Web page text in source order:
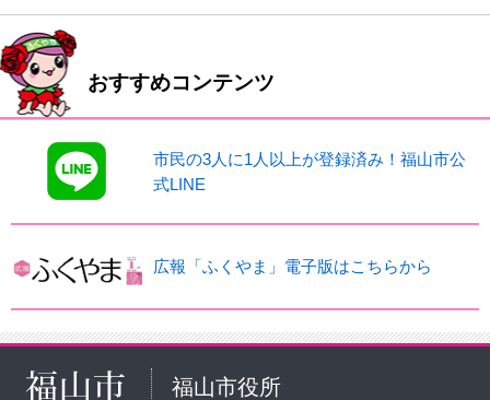
おすすめコンテンツ
市民の3人に1人以上が登録済み！福山市公
式LINE
広報「ふくやま」電子版はこちらから
福山市役所